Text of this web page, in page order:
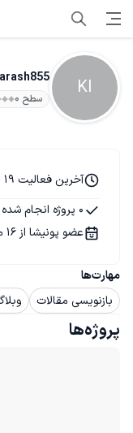
KI سطح ۰
مهارت‌ها
بازنویسی مقالات
آخرین فعالیت 19 مهر 1404
0 پروژه انجام شده
عضو پونیشا از 16 مهر 1404
پروژه‌ها